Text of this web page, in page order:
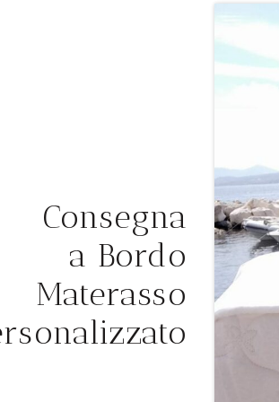
Consegna
a Bordo
Materasso